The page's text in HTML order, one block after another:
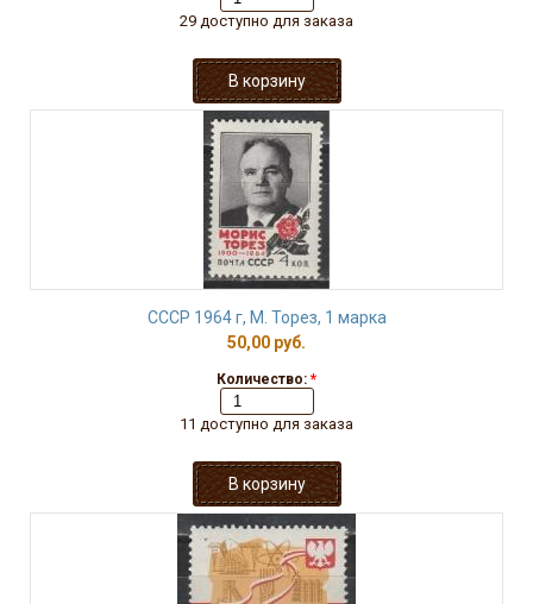
29 доступно для заказа
СССР 1964 г, М. Торез, 1 марка
50,00 руб.
Количество: *
11 доступно для заказа